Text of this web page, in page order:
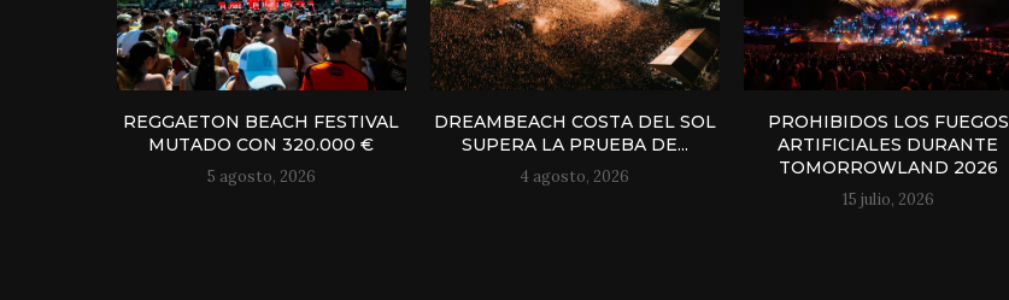
REGGAETON BEACH FESTIVAL
MUTADO CON 320.000 €
5 agosto, 2026
DREAMBEACH COSTA DEL SOL
SUPERA LA PRUEBA DE...
4 agosto, 2026
PROHIBIDOS LOS FUEGOS
ARTIFICIALES DURANTE
TOMORROWLAND 2026
15 julio, 2026